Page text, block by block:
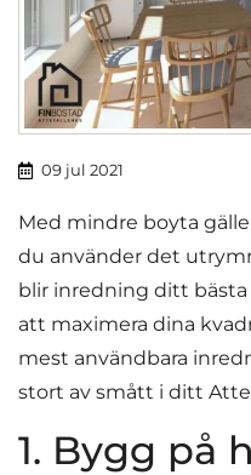
09 jul 2021
Med mindre boyta
du använder det
blir inredning ditt
att maximera dina
mest användbara
stort av smått i ditt
1. Bygg på